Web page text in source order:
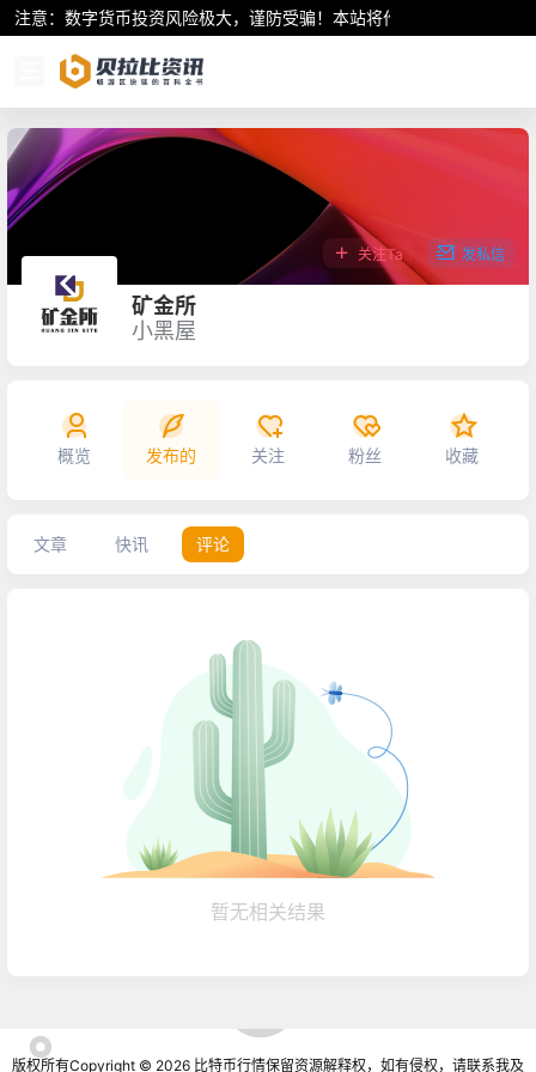
注意：数字货币投资风险极大，谨防受骗！本站将作为行业资讯共享
矿金所
小黑屋
关注Ta 发私信
概览 发布的 关注 粉丝 收藏
文章 快讯 评论
暂无相关结果
版权所有Copyright © 2026 比特币行情保留资源解释权，如有侵权，请联系我及